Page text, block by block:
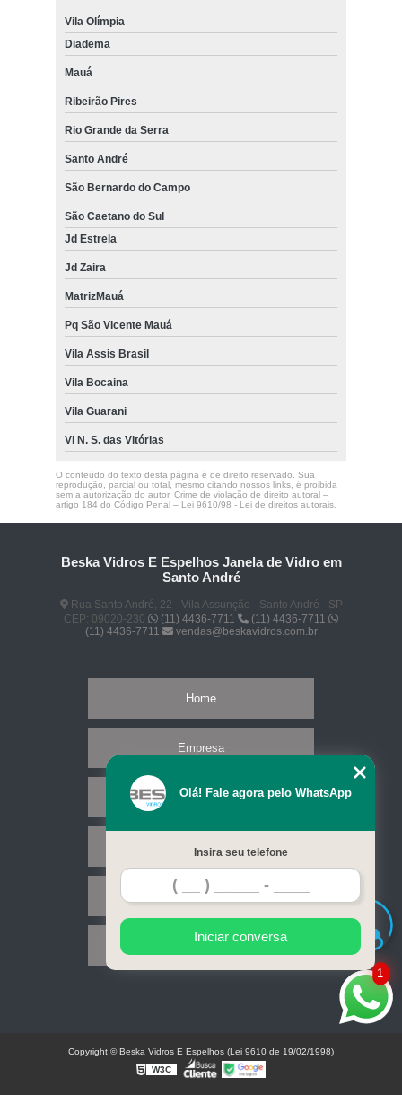
Vila Olímpia
Diadema
Mauá
Ribeirão Pires
Rio Grande da Serra
Santo André
São Bernardo do Campo
São Caetano do Sul
Jd Estrela
Jd Zaira
MatrizMauá
Pq São Vicente Mauá
Vila Assis Brasil
Vila Bocaina
Vila Guarani
Vl N. S. das Vitórias
O conteúdo do texto desta página é de direito reservado. Sua
reprodução, parcial ou total, mesmo citando nossos links, é proibida
sem a autorização do autor. Crime de violação de direito autoral –
artigo 184 do Código Penal – Lei 9610/98 - Lei de direitos autorais.
Beska Vidros E Espelhos Janela de Vidro em
Santo André
Rua Santo André, 22 - Vila Assunção - Santo André - SP
CEP: 09020-230
(11) 4436-7711
(11) 4436-7711
(11) 4436-7711
vendas@beskavidros.com.br
Home
Empresa
Missão
Serviços
Contato
Mapa do site
1
Olá! Fale agora pelo WhatsApp
Insira seu telefone
Iniciar conversa
Copyright © Beska Vidros E Espelhos (Lei 9610 de 19/02/1998)
W3C